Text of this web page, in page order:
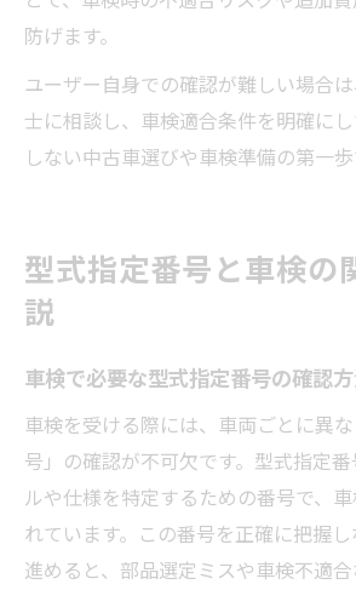
防げます。
ユーザー自身での確認が難しい場合
士に相談し、車検適合条件を明確に
しない中古車選びや車検準備の第一歩
型式指定番号と車検の
説
車検で必要な型式指定番号の確認
車検を受ける際には、車両ごとに異
号」の確認が不可欠です。型式指定
ルや仕様を特定するための番号で、
れています。この番号を正確に把握
進めると、部品選定ミスや車検不適